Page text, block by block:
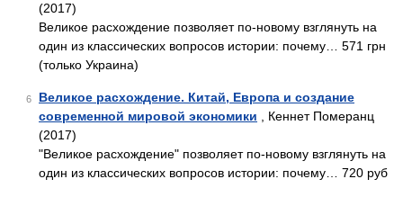
(2017)
Великое расхождение позволяет по-новому взглянуть на
один из классических вопросов истории: почему… 571 грн
(только Украина)
6
Великое расхождение. Китай, Европа и создание
современной мировой экономики , Кеннет Померанц
(2017)
"Великое расхождение" позволяет по-новому взглянуть на
один из классических вопросов истории: почему… 720 руб